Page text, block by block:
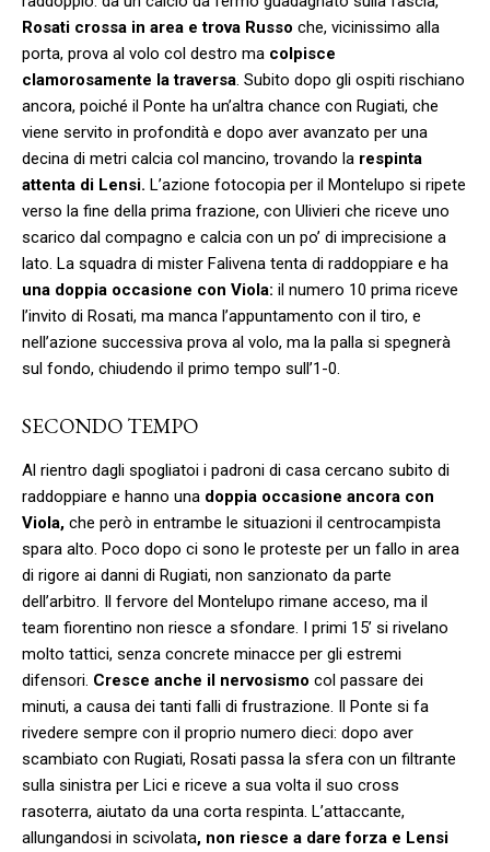
Rosati crossa in area e trova Russo che, vicinissimo alla
porta, prova al volo col destro ma colpisce
clamorosamente la traversa. Subito dopo gli ospiti rischiano
ancora, poiché il Ponte ha un’altra chance con Rugiati, che
viene servito in profondità e dopo aver avanzato per una
decina di metri calcia col mancino, trovando la respinta
attenta di Lensi. L’azione fotocopia per il Montelupo si ripete
verso la fine della prima frazione, con Ulivieri che riceve uno
scarico dal compagno e calcia con un po’ di imprecisione a
lato. La squadra di mister Falivena tenta di raddoppiare e ha
una doppia occasione con Viola: il numero 10 prima riceve
l’invito di Rosati, ma manca l’appuntamento con il tiro, e
nell’azione successiva prova al volo, ma la palla si spegnerà
sul fondo, chiudendo il primo tempo sull’1-0.
SECONDO TEMPO
Al rientro dagli spogliatoi i padroni di casa cercano subito di
raddoppiare e hanno una doppia occasione ancora con
Viola, che però in entrambe le situazioni il centrocampista
spara alto. Poco dopo ci sono le proteste per un fallo in area
di rigore ai danni di Rugiati, non sanzionato da parte
dell’arbitro. Il fervore del Montelupo rimane acceso, ma il
team fiorentino non riesce a sfondare. I primi 15’ si rivelano
molto tattici, senza concrete minacce per gli estremi
difensori. Cresce anche il nervosismo col passare dei
minuti, a causa dei tanti falli di frustrazione. Il Ponte si fa
rivedere sempre con il proprio numero dieci: dopo aver
scambiato con Rugiati, Rosati passa la sfera con un filtrante
sulla sinistra per Lici e riceve a sua volta il suo cross
rasoterra, aiutato da una corta respinta. L’attaccante,
allungandosi in scivolata, non riesce a dare forza e Lensi